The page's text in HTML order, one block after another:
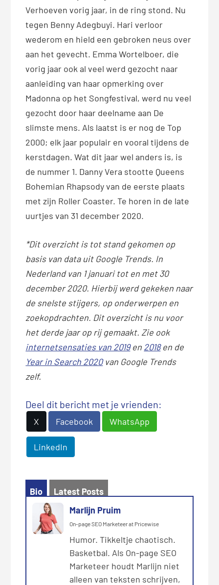
Verhoeven vorig jaar, in de ring stond. Nu
tegen Benny Adegbuyi. Hari verloor
wederom en hield een gebroken neus over
aan het gevecht. Emma Wortelboer, die
vorig jaar ook al veel werd gezocht naar
aanleiding van haar opmerking over
Madonna op het Songfestival, werd nu veel
gezocht door haar deelname aan De
slimste mens. Als laatst is er nog de Top
2000; elk jaar populair en vooral tijdens de
kerstdagen. Wat dit jaar wel anders is, is
de nummer 1. Danny Vera stootte Queens
Bohemian Rhapsody van de eerste plaats
met zijn Roller Coaster. Te horen in de late
uurtjes van 31 december 2020.
*Dit overzicht is tot stand gekomen op
basis van data uit Google Trends. In
Nederland van 1 januari tot en met 30
december 2020. Hierbij werd gekeken naar
de snelste stijgers, op onderwerpen en
zoekopdrachten. Dit overzicht is nu voor
het derde jaar op rij gemaakt. Zie ook
internetsensaties van 2019en 2018en de
Year in Search 2020van Google Trends
zelf.
Deel dit bericht met je vrienden:
X Facebook WhatsApp
LinkedIn
Bio
Latest Posts
Marlijn Pruim
On-page SEO Marketeerat Pricewise
Humor. Tikkeltje chaotisch.
Basketbal. Als On-page SEO
Marketeer houdt Marlijn niet
alleen van teksten schrijven,